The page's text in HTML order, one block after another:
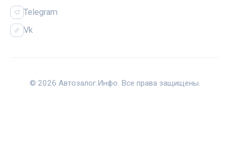
Telegram
Vk
© 2026 Автозалог.Инфо. Все права защищены.